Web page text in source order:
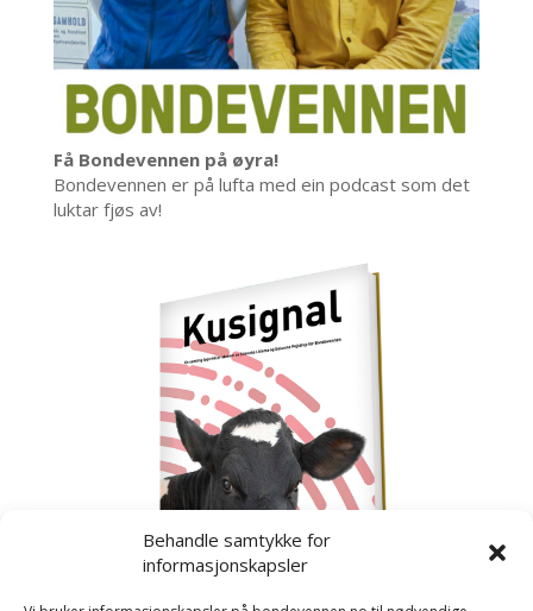
Behandle samtykke for
informasjonskapsler
Få Bondevennen på øyra!
Bondevennen er på lufta med ein podcast som det
luktar fjøs av!